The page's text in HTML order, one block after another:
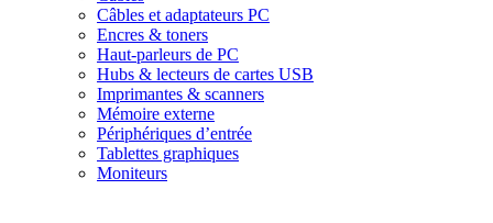
Câbles et adaptateurs PC
Encres & toners
Haut-parleurs de PC
Hubs & lecteurs de cartes USB
Imprimantes & scanners
Mémoire externe
Périphériques d’entrée
Tablettes graphiques
Moniteurs